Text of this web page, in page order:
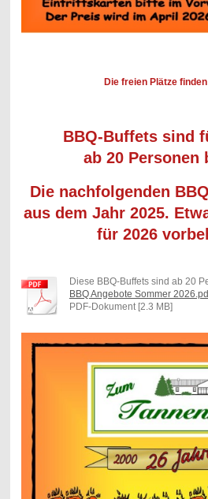
Die freien Plätze
BBQ-Buffets sind
ab 20 Personen
Die nachfolgenden
aus dem Jahr 2025.
für 2026
Diese BBQ-Buffets sind ab 20
BBQ Angebote Sommer
PDF-Dokument [2.3 MB]